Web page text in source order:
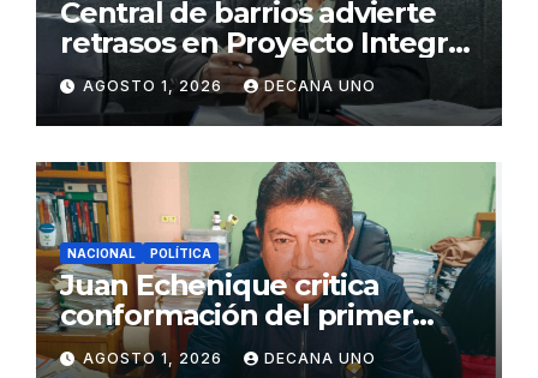
Central de barrios advierte
retrasos en Proyecto Integral
de Agua y Alcantarillado para
Juliaca
AGOSTO 1, 2026 DECANA UNO
NACIONAL POLÍTICA
Juan Echenique critica
conformación del primer
gabinete ministerial de Keiko
AGOSTO 1, 2026 DECANA UNO